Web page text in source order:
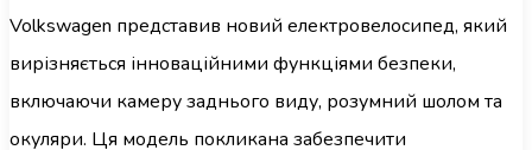
Volkswagen представив новий електровелосипед, який
вирізняється інноваційними функціями безпеки,
включаючи камеру заднього виду, розумний шолом та
окуляри. Ця модель покликана забезпечити